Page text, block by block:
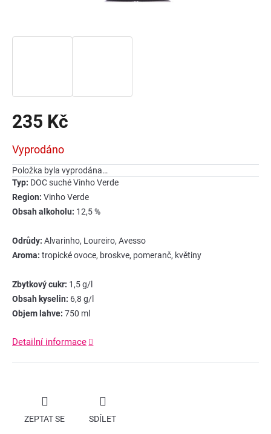
235 Kč
cena:
Vyprodáno
Položka byla vyprodána…
Typ: DOC suché Vinho Verde
Region: Vinho Verde
Obsah alkoholu: 12,5 %
Odrůdy: Alvarinho, Loureiro, Avesso
Aroma: tropické ovoce, broskve, pomeranč, květiny
Zbytkový cukr: 1,5 g/l
Obsah kyselin: 6,8 g/l
Objem lahve: 750 ml
Detailní informace
ZEPTAT SE SDÍLET